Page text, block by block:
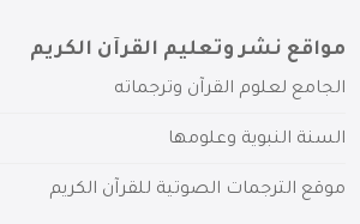
مواقع نشر وتعليم القرآن الكريم
الجامع لعلوم القرآن وترجماته
السنة النبوية وعلومها
موقع الترجمات الصوتية للقرآن الكريم